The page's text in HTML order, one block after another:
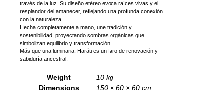
través de la luz. Su diseño etéreo evoca raíces vivas y el
resplandor del amanecer, reflejando una profunda conexión
con la naturaleza.
Hecha completamente a mano, une tradición y
sostenibilidad, proyectando sombras orgánicas que
simbolizan equilibrio y transformación.
Más que una luminaria, Haráti es un faro de renovación y
sabiduría ancestral.
Weight
10 kg
Dimensions
150 × 60 × 60 cm